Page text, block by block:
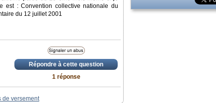
est : Convention collective nationale du
du 12 juillet 2001
Répondre à cette question
1 réponse
de versement